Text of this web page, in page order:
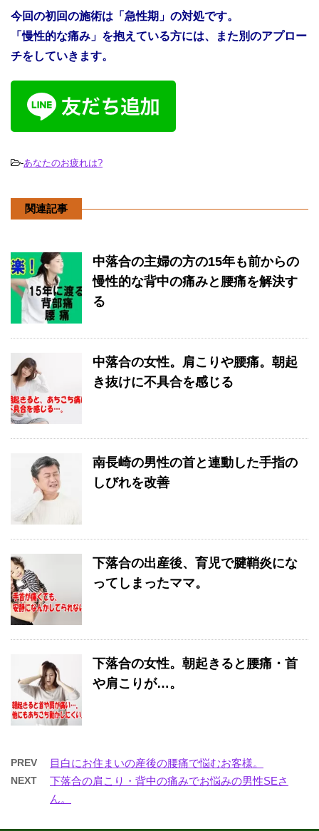
今回の初回の施術は「急性期」の対処です。
「慢性的な痛み」を抱えている方には、また別のアプロー
チをしていきます。
-あなたのお疲れは?
関連記事
中落合の主婦の方の15年も前からの
慢性的な背中の痛みと腰痛を解決す
る
中落合の女性。肩こりや腰痛。朝起
き抜けに不具合を感じる
南長崎の男性の首と連動した手指の
しびれを改善
下落合の出産後、育児で腱鞘炎にな
ってしまったママ。
下落合の女性。朝起きると腰痛・首
や肩こりが…。
PREV 目白にお住まいの産後の腰痛で悩むお客様。
NEXT
下落合の肩こり・背中の痛みでお悩みの男性SEさ
ん。